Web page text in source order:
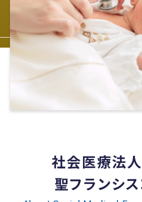
社会医療法
聖フランシ